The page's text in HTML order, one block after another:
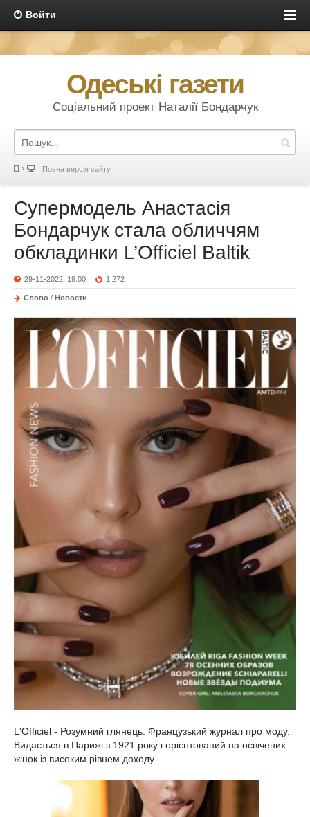
Войти
Одеські газети
Соціальний проект Наталії Бондарчук
Повна версія сайту
Супермодель Анастасія
Бондарчук стала обличчям
обкладинки L’Officiel Baltik
29-11-2022, 19:00 1 272
Слово / Новости
L'Officiel - Розумний глянець. Французький журнал про моду.
Видається в Парижі з 1921 року і орієнтований на освічених
жінок із високим рівнем доходу.